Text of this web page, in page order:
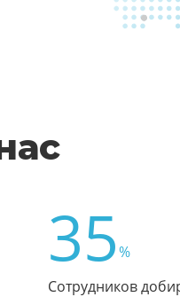
35%
Сотрудников